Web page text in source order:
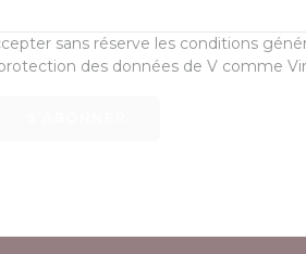
sans réserve les conditions
des données de V comme